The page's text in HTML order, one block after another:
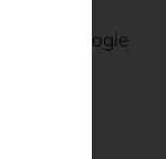
Neurologie